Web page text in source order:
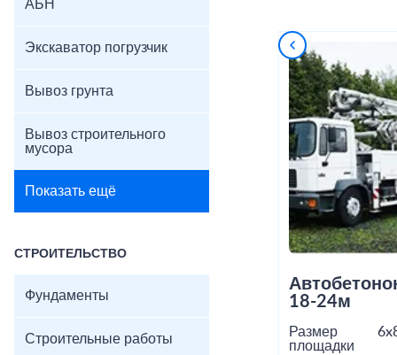
АБН
Экскаватор погрузчик
Вывоз грунта
Вывоз строительного
мусора
Показать ещё
СТРОИТЕЛЬСТВО
Фундаменты
Строительные работы
18-24м
Размер
площадки